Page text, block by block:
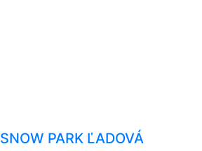
SNOW PARK ĽADOVÁ